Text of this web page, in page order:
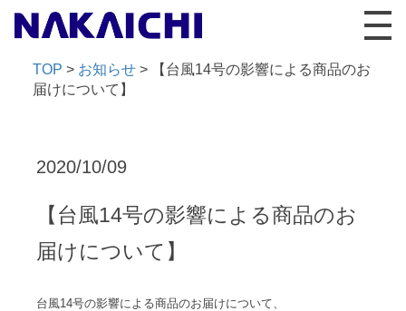
TOP > お知らせ >
【台風14号の影響による商品のお
届けについて】
2020/10/09
【台風14号の影響による商品のお
届けについて】
台風14号の影響による商品のお届けについて、